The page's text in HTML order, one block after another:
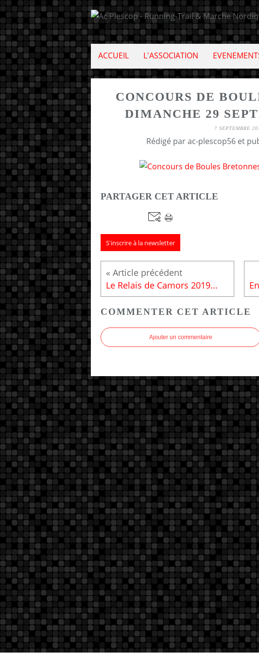
ACCUEIL L'ASSOCIATION
CONCOURS DE
DIMANCHE 29
7 SEPTEMBRE
Rédigé par ac-plescop56 et
PARTAGER CET ARTICLE
S'inscrire à la newsletter
Le Relais de Camors 2019...
COMMENTER CET ARTICLE
Ajouter un commentaire